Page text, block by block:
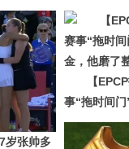
岁张帅多
【
事“拖时间
金，他磨了